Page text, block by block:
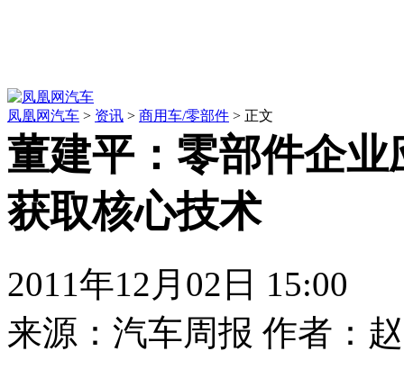
凤凰网汽车 > 资讯 > 商用车/零部件 > 正文
董建平：零部件企业
获取核心技术
2011年12月02日 15:00
来源： 汽车周报 作者：